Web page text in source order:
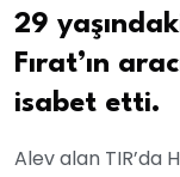
29
Fırat’ın
isabet etti.
Alev alan TIR’da